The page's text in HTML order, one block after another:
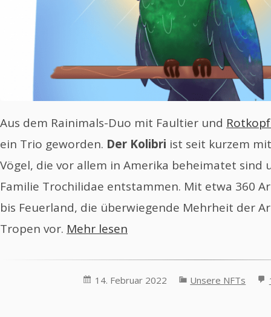
Aus dem Rainimals-Duo mit Faultier und
ein Trio geworden. Der Kolibri ist seit kurzem
Vögel, die vor allem in Amerika beheimatet sind
Familie Trochilidae entstammen. Mit etwa 360
bis Feuerland, die überwiegende Mehrheit der
Tropen vor. Mehr lesen
14. Februar 2022 Unsere NFTs